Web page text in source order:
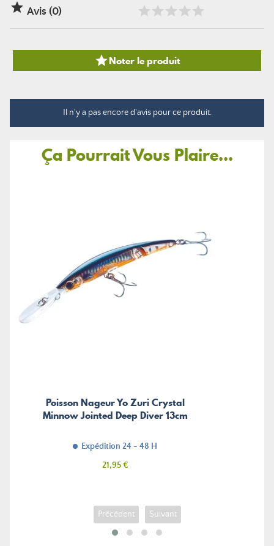
 Avis (0)
Noter le produit
Il n'y a pas encore d'avis pour ce produit.
Ça Pourrait Vous Plaire...
Poisson Nageur Yo Zuri Crystal
Minnow Jointed Deep Diver 13cm
Expédition 24 - 48 H
Prix
21,95 €
Précédent Suivant